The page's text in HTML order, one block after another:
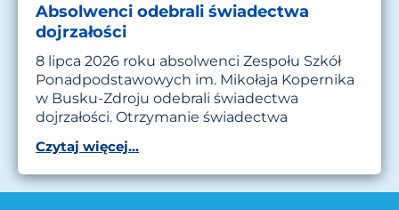
Absolwenci odebrali świadectwa
dojrzałości
8 lipca 2026 roku absolwenci Zespołu Szkół
Ponadpodstawowych im. Mikołaja Kopernika
w Busku-Zdroju odebrali świadectwa
dojrzałości. Otrzymanie świadectwa
Czytaj więcej...